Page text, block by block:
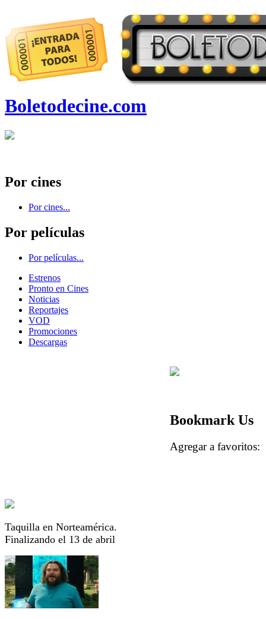
Boletodecine.com
Por cines
Por cines...
Por películas
Por películas...
Estrenos
Pronto en Cines
Noticias
Reportajes
VOD
Promociones
Descargas
Taquilla en Norteamérica.
Finalizando el 13 de abril
Bookmark Us
Agregar a